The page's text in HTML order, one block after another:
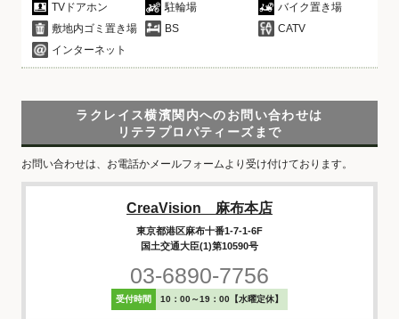
TVドアホン
駐輪場
バイク置き場
敷地内ゴミ置き場
BS
CATV
インターネット
ラクレイス横濱関内へのお問い合わせは
リテラプロパティーズまで
お問い合わせは、お電話かメールフォームより受け付けております。
CreaVision 麻布本店
東京都港区麻布十番1-7-1-6F
国土交通大臣(1)第10590号
03-6890-7756
受付時間 10：00～19：00【水曜定休】